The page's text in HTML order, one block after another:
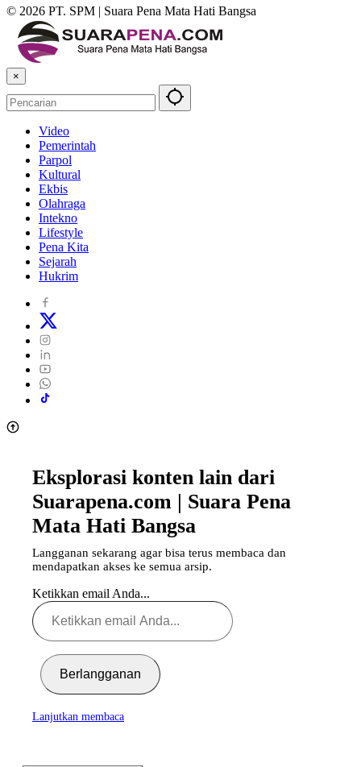
© 2026 PT. SPM | Suara Pena Mata Hati Bangsa
×
Video
Pemerintah
Parpol
Kultural
Ekbis
Olahraga
Intekno
Lifestyle
Pena Kita
Sejarah
Hukrim
Eksplorasi konten lain dari
Suarapena.com | Suara Pena
Mata Hati Bangsa
Langganan sekarang agar bisa terus membaca dan
mendapatkan akses ke semua arsip.
Ketikkan email Anda...
Berlangganan
Lanjutkan membaca